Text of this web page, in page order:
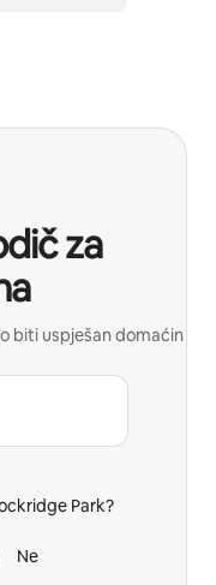
za
biti uspješan domaćin
Park?
Ne